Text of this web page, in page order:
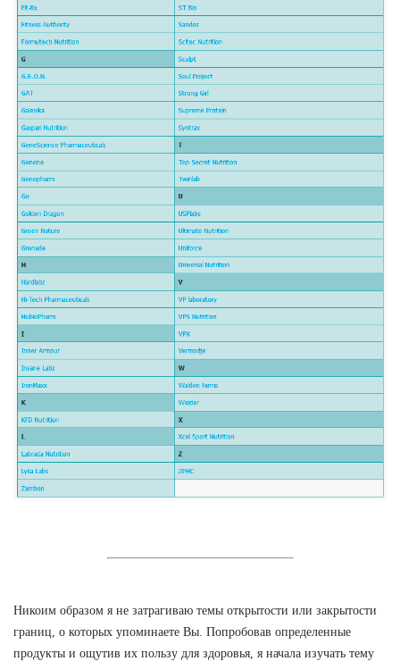
Никоим образом я не затрагиваю темы открытости или закрытости
границ, о которых упоминаете Вы. Попробовав определенные
продукты и ощутив их пользу для здоровья, я начала изучать тему